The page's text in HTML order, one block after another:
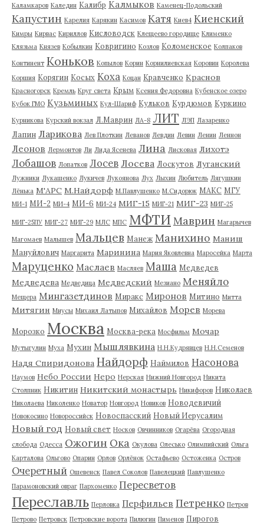
Каламкаров Каледин Калибр Калмыков Каменец-Подольский
Капустин Карелия Карякин Касимов Катя Киев4 Киенский
Кимры Кирвас Кириллов Кисловодск Клещеево городище Клименко
Клязьма Князев Кобылкин Ковригино Козлов Коломенское Колпаков
Континент Коньков Копылов Корин Корнилиевская Коровин Королева
Коршия Корягин Косых Коха Коцан Кравченко Краснов
Красногорск Кремль Круг света Крым Ксения Федоровна Кубенское озеро
Кубок ГМО Кузьминых Кул-Шариф Кульков Курдюмов Куркино
Курникова Курский вокзал Л.Маврин ЛА-8 ЛИТ ЛЭП Лазаренко
Лапин Ларикова Лев Плоткин Леванов Левдин Левин Ленин Леннон
Леонов Лермонтов Ли Лида Ясенева Лина Лисковая Лихотэ
Лобашов Лопатков Лосев Лосева Лоскутов Луганский
Лужники Лукашенко Лукичев Лукоянова Лух Лыхин Любитель Лягушкин
Лёнька М'АРС М.Найдорф М.Павлушенко М.Сидорюк МАКС МГУ
МИ-1 МИ-2 МИ-4 МИ-6 МИ-24 МИГ-15 МИГ-21 МИГ-23 МИГ-25
МИГ-25ПУ МИГ-27 МИГ-29 МЛС МПС МФТИ Маврин Магарычев
Магомаев Малышев Мальцев Манеж Манихино Маниш
Мануйлович Маргарита Маринина Мария Яковлевна Маросейка Марта
Маруценко Маслаев Масляев Маша Медведев
Медведева Медведица Медведский Мезиано Меняйло
Мещера Мингазетдинов Миракс Миронов Митино Митта
Митягин Миусы Михаил Латыпов Михайлов Морев Морева
Морозко Москва Москва-река Мосфильм Мочар
Мутыгулин Муха Мухин Мышлявкина Н.Н.Кудрявцев Н.Н.Семенов
Надя Спиридонова Найдорф Наймилов Насонова
Наумов Небо России Неро Нерская Нижний Новгород Никита
Столпник Никитин Никитский монастырь Никифоров Николаев
Николаева Николенко Новатор Новгород Новиков Новодевичий
Новокосино Новороссийск Новоспасский Новый Иерусалим
Новый год Новый свет Носков Овчинников Огарёва Огородная
слобода Одесса Ожогин Ока Окулова Олесько Олимпийский Ольга
Карталова Ольгово Опарин Орлов Орлёнок Остафьево Остоженка Остров
Очеретный Ошевенск Павел Соколов Павелецкий Павлушенко
Парамоновский овраг Пархоменко Пересветов
Переславль Перловка Перфильев Петренко Петров
Петрово Петровск Петровские ворота Пилюгин Пименов Пирогов